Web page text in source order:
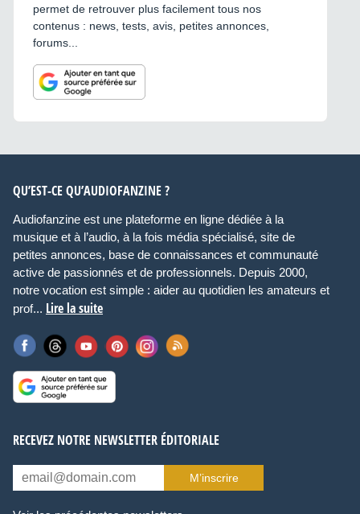
permet de retrouver plus facilement tous nos
contenus : news, tests, avis, petites annonces,
forums...
QU’EST-CE QU’AUDIOFANZINE ?
Audiofanzine est une plateforme en ligne dédiée à la
musique et à l’audio, à la fois média spécialisé, site de
petites annonces, base de connaissances et communauté
active de passionnés et de professionnels. Depuis 2000,
notre vocation est simple : aider au quotidien les amateurs et
prof... Lire la suite
RECEVEZ NOTRE NEWSLETTER ÉDITORIALE
M’inscrire